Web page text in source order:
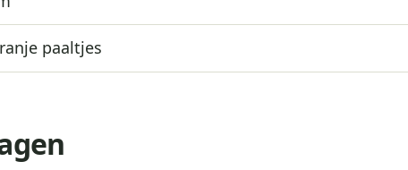
paaltjes